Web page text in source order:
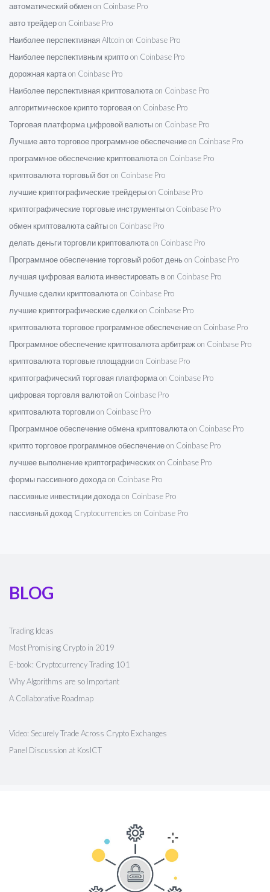
автоматический обмен on Coinbase Pro
авто трейдер on Coinbase Pro
Наиболее перспективная Altcoin on Coinbase Pro
Наиболее перспективным крипто on Coinbase Pro
дорожная карта on Coinbase Pro
Наиболее перспективная криптовалюта on Coinbase Pro
алгоритмическое крипто торговая on Coinbase Pro
Торговая платформа цифровой валюты on Coinbase Pro
Лучшие авто торговое программное обеспечение on Coinbase Pro
программное обеспечение криптовалюта on Coinbase Pro
криптовалюта торговый бот on Coinbase Pro
лучшие криптографические трейдеры on Coinbase Pro
криптографические торговые инструменты on Coinbase Pro
обмен криптовалюта сайты on Coinbase Pro
делать деньги торговли криптовалюта on Coinbase Pro
Программное обеспечение торговый робот день on Coinbase Pro
лучшая цифровая валюта инвестировать в on Coinbase Pro
Лучшие сделки криптовалюта on Coinbase Pro
лучшие криптографические сделки on Coinbase Pro
криптовалюта торговое программное обеспечение on Coinbase Pro
Программное обеспечение криптовалюта арбитраж on Coinbase Pro
криптовалюта торговые площадки on Coinbase Pro
криптографический торговая платформа on Coinbase Pro
цифровая торговля валютой on Coinbase Pro
криптовалюта торговли on Coinbase Pro
Программное обеспечение обмена криптовалюта on Coinbase Pro
крипто торговое программное обеспечение on Coinbase Pro
лучшее выполнение криптографических on Coinbase Pro
формы пассивного дохода on Coinbase Pro
пассивные инвестиции дохода on Coinbase Pro
пассивный доход Cryptocurrencies on Coinbase Pro
BLOG
Trading Ideas
Most Promising Crypto in 2019
E-book: Cryptocurrency Trading 101
Why Algorithms are so Important
A Collaborative Roadmap
Video: Securely Trade Across Crypto Exchanges
Panel Discussion at KosICT